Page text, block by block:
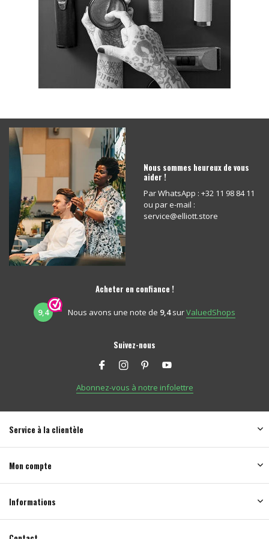
Nous sommes heureux de vous
aider !
Par WhatsApp : +32 11 98 84 11
ou par e-mail :
service@elliott.store
Acheter en confiance !
9,4 Nous avons une note de 9,4surValuedShops
Suivez-nous
Abonnez-vous à notre infolettre
Service à la clientèle
Mon compte
Informations